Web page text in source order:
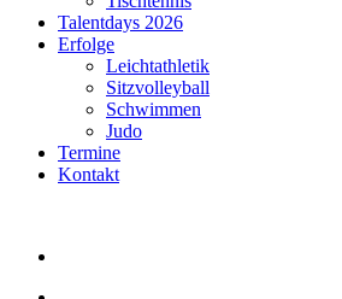
Talentdays 2026
Erfolge
Leichtathletik
Sitzvolleyball
Schwimmen
Judo
Termine
Kontakt